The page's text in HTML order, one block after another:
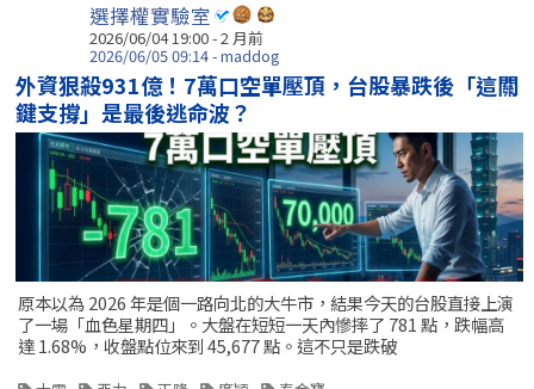
選擇權實驗室
2026/06/04 19:00 - 2 月前
2026/06/05 09:14 - maddog
外資狠殺931億！7萬口空單壓頂，台股暴跌後「這關
鍵支撐」是最後逃命波？
原本以為 2026 年是個一路向北的大牛市，結果今天的台股直接上演
了一場「血色星期四」。大盤在短短一天內慘摔了 781 點，跌幅高
達 1.68%，收盤點位來到 45,677 點。這不只是跌破